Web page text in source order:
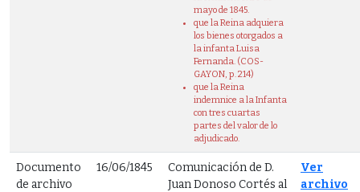
mayo de 1845.
que la Reina adquiera
los bienes otorgados a
la infanta Luisa
Fernanda. (COS-
GAYON, p. 214)
que la Reina
indemnice a la Infanta
con tres cuartas
partes del valor de lo
adjudicado.
Documento
de archivo
16/06/1845
Comunicación de D.
Juan Donoso Cortés al
Ver
archivo